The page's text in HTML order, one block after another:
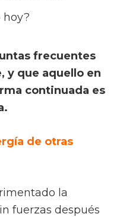
hoy?
frecuentes
y que aquello en
continuada es
de otras
la
fuerzas después